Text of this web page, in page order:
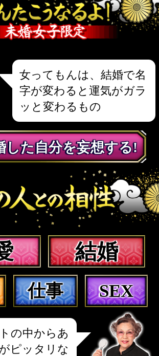
>>詳しく見る
ない
、その
あんた
は訪れる?
を寄せている異性
>>もっと見る
んでるあんた
が進展しない意外なﾜｹ
んたに望んでいる関係